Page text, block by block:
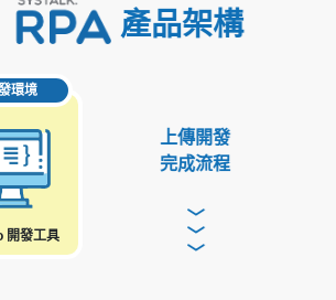
產品架構
環境
發工具 〉〉〉
上傳開發
完成流程